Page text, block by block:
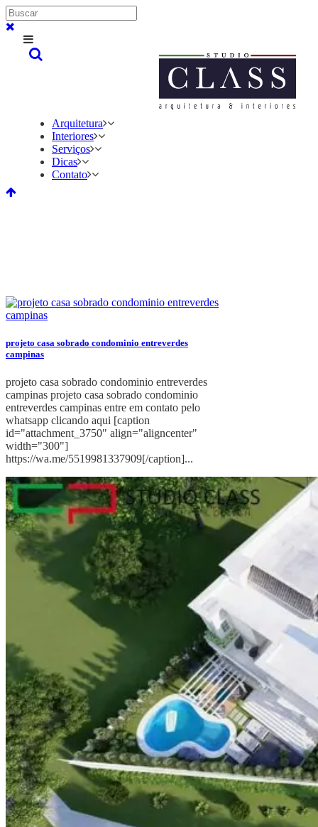
Arquitetura
Interiores
Serviços
Dicas
Contato
projeto casa sobrado condominio entreverdes
campinas
projeto casa sobrado condominio entreverdes
campinas projeto casa sobrado condominio
entreverdes campinas entre em contato pelo
whatsapp clicando aqui [caption
id="attachment_3750" align="aligncenter"
width="300"]
https://wa.me/5519981337909[/caption]...